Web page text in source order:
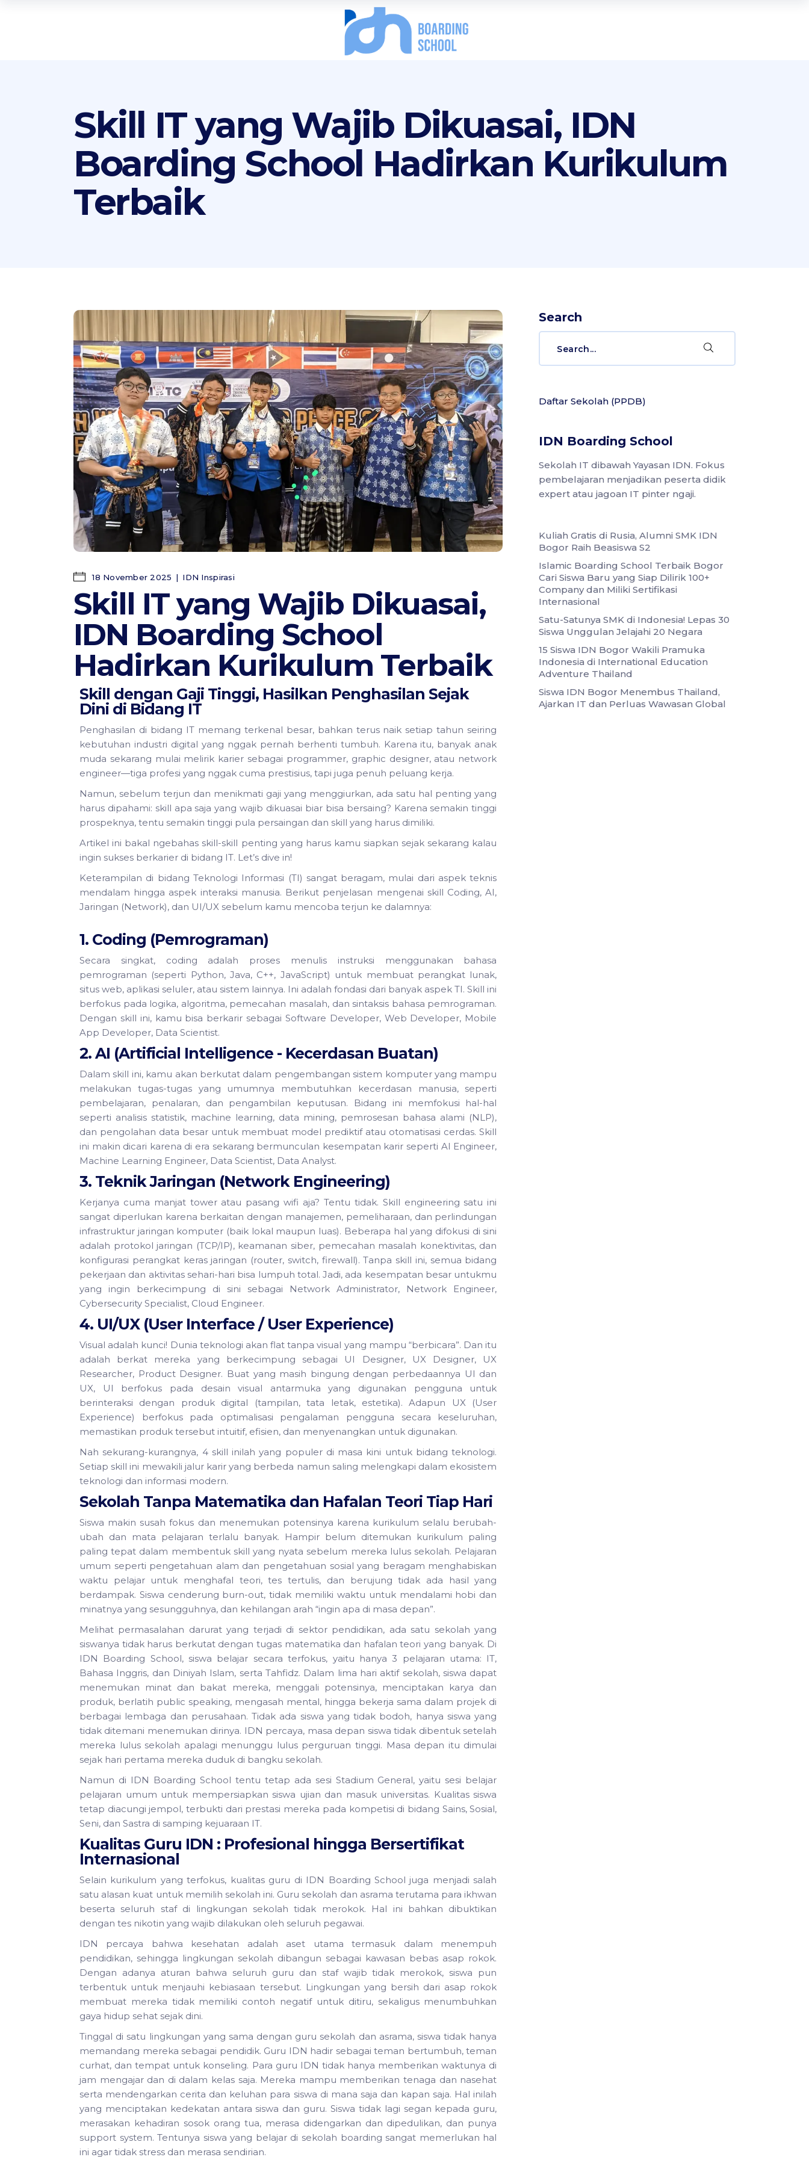
Skill IT yang Wajib Dikuasai, IDN
Boarding School Hadirkan Kurikulum
Terbaik
18 November 2025 IDN Inspirasi
Skill IT yang Wajib Dikuasai,
IDN Boarding School
Hadirkan Kurikulum Terbaik
Skill dengan Gaji Tinggi, Hasilkan Penghasilan Sejak
Dini di Bidang IT
Penghasilan di bidang IT memang terkenal besar, bahkan terus naik setiap tahun seiring
kebutuhan industri digital yang nggak pernah berhenti tumbuh. Karena itu, banyak anak
muda sekarang mulai melirik karier sebagai programmer, graphic designer, atau network
engineer—tiga profesi yang nggak cuma prestisius, tapi juga penuh peluang kerja.
Namun, sebelum terjun dan menikmati gaji yang menggiurkan, ada satu hal penting yang
harus dipahami: skill apa saja yang wajib dikuasai biar bisa bersaing? Karena semakin tinggi
prospeknya, tentu semakin tinggi pula persaingan dan skill yang harus dimiliki.
Artikel ini bakal ngebahas skill-skill penting yang harus kamu siapkan sejak sekarang kalau
ingin sukses berkarier di bidang IT. Let’s dive in!
Keterampilan di bidang Teknologi Informasi (TI) sangat beragam, mulai dari aspek teknis
mendalam hingga aspek interaksi manusia. Berikut penjelasan mengenai skill Coding, AI,
Jaringan (Network), dan UI/UX sebelum kamu mencoba terjun ke dalamnya:
1. Coding (Pemrograman)
Secara singkat, coding adalah proses menulis instruksi menggunakan bahasa
pemrograman (seperti Python, Java, C++, JavaScript) untuk membuat perangkat lunak,
situs web, aplikasi seluler, atau sistem lainnya. Ini adalah fondasi dari banyak aspek TI. Skill ini
berfokus pada logika, algoritma, pemecahan masalah, dan sintaksis bahasa pemrograman.
Dengan skill ini, kamu bisa berkarir sebagai Software Developer, Web Developer, Mobile
App Developer, Data Scientist.
2. AI (Artificial Intelligence - Kecerdasan Buatan)
Dalam skill ini, kamu akan berkutat dalam pengembangan sistem komputer yang mampu
melakukan tugas-tugas yang umumnya membutuhkan kecerdasan manusia, seperti
pembelajaran, penalaran, dan pengambilan keputusan. Bidang ini memfokusi hal-hal
seperti analisis statistik, machine learning, data mining, pemrosesan bahasa alami (NLP),
dan pengolahan data besar untuk membuat model prediktif atau otomatisasi cerdas. Skill
ini makin dicari karena di era sekarang bermunculan kesempatan karir seperti AI Engineer,
Machine Learning Engineer, Data Scientist, Data Analyst.
3. Teknik Jaringan (Network Engineering)
Kerjanya cuma manjat tower atau pasang wifi aja? Tentu tidak. Skill engineering satu ini
sangat diperlukan karena berkaitan dengan manajemen, pemeliharaan, dan perlindungan
infrastruktur jaringan komputer (baik lokal maupun luas). Beberapa hal yang difokusi di sini
adalah protokol jaringan (TCP/IP), keamanan siber, pemecahan masalah konektivitas, dan
konfigurasi perangkat keras jaringan (router, switch, firewall). Tanpa skill ini, semua bidang
pekerjaan dan aktivitas sehari-hari bisa lumpuh total. Jadi, ada kesempatan besar untukmu
yang ingin berkecimpung di sini sebagai Network Administrator, Network Engineer,
Cybersecurity Specialist, Cloud Engineer.
4. UI/UX (User Interface / User Experience)
Visual adalah kunci! Dunia teknologi akan flat tanpa visual yang mampu “berbicara”. Dan itu
adalah berkat mereka yang berkecimpung sebagai UI Designer, UX Designer, UX
Researcher, Product Designer. Buat yang masih bingung dengan perbedaannya UI dan
UX, UI berfokus pada desain visual antarmuka yang digunakan pengguna untuk
berinteraksi dengan produk digital (tampilan, tata letak, estetika). Adapun UX (User
Experience) berfokus pada optimalisasi pengalaman pengguna secara keseluruhan,
memastikan produk tersebut intuitif, efisien, dan menyenangkan untuk digunakan.
Nah sekurang-kurangnya, 4 skill inilah yang populer di masa kini untuk bidang teknologi.
Setiap skill ini mewakili jalur karir yang berbeda namun saling melengkapi dalam ekosistem
teknologi dan informasi modern.
Sekolah Tanpa Matematika dan Hafalan Teori Tiap Hari
Siswa makin susah fokus dan menemukan potensinya karena kurikulum selalu berubah-
ubah dan mata pelajaran terlalu banyak. Hampir belum ditemukan kurikulum paling
paling tepat dalam membentuk skill yang nyata sebelum mereka lulus sekolah. Pelajaran
umum seperti pengetahuan alam dan pengetahuan sosial yang beragam menghabiskan
waktu pelajar untuk menghafal teori, tes tertulis, dan berujung tidak ada hasil yang
berdampak. Siswa cenderung burn-out, tidak memiliki waktu untuk mendalami hobi dan
minatnya yang sesungguhnya, dan kehilangan arah “ingin apa di masa depan”.
Melihat permasalahan darurat yang terjadi di sektor pendidikan, ada satu sekolah yang
siswanya tidak harus berkutat dengan tugas matematika dan hafalan teori yang banyak. Di
IDN Boarding School, siswa belajar secara terfokus, yaitu hanya 3 pelajaran utama: IT,
Bahasa Inggris, dan Diniyah Islam, serta Tahfidz. Dalam lima hari aktif sekolah, siswa dapat
menemukan minat dan bakat mereka, menggali potensinya, menciptakan karya dan
produk, berlatih public speaking, mengasah mental, hingga bekerja sama dalam projek di
berbagai lembaga dan perusahaan. Tidak ada siswa yang tidak bodoh, hanya siswa yang
tidak ditemani menemukan dirinya. IDN percaya, masa depan siswa tidak dibentuk setelah
mereka lulus sekolah apalagi menunggu lulus perguruan tinggi. Masa depan itu dimulai
sejak hari pertama mereka duduk di bangku sekolah.
Namun di IDN Boarding School tentu tetap ada sesi Stadium General, yaitu sesi belajar
pelajaran umum untuk mempersiapkan siswa ujian dan masuk universitas. Kualitas siswa
tetap diacungi jempol, terbukti dari prestasi mereka pada kompetisi di bidang Sains, Sosial,
Seni, dan Sastra di samping kejuaraan IT.
Kualitas Guru IDN : Profesional hingga Bersertifikat
Internasional
Selain kurikulum yang terfokus, kualitas guru di IDN Boarding School juga menjadi salah
satu alasan kuat untuk memilih sekolah ini. Guru sekolah dan asrama terutama para ikhwan
beserta seluruh staf di lingkungan sekolah tidak merokok. Hal ini bahkan dibuktikan
dengan tes nikotin yang wajib dilakukan oleh seluruh pegawai.
IDN percaya bahwa kesehatan adalah aset utama termasuk dalam menempuh
pendidikan, sehingga lingkungan sekolah dibangun sebagai kawasan bebas asap rokok.
Dengan adanya aturan bahwa seluruh guru dan staf wajib tidak merokok, siswa pun
terbentuk untuk menjauhi kebiasaan tersebut. Lingkungan yang bersih dari asap rokok
membuat mereka tidak memiliki contoh negatif untuk ditiru, sekaligus menumbuhkan
gaya hidup sehat sejak dini.
Tinggal di satu lingkungan yang sama dengan guru sekolah dan asrama, siswa tidak hanya
memandang mereka sebagai pendidik. Guru IDN hadir sebagai teman bertumbuh, teman
curhat, dan tempat untuk konseling. Para guru IDN tidak hanya memberikan waktunya di
jam mengajar dan di dalam kelas saja. Mereka mampu memberikan tenaga dan nasehat
serta mendengarkan cerita dan keluhan para siswa di mana saja dan kapan saja. Hal inilah
yang menciptakan kedekatan antara siswa dan guru. Siswa tidak lagi segan kepada guru,
merasakan kehadiran sosok orang tua, merasa didengarkan dan dipedulikan, dan punya
support system. Tentunya siswa yang belajar di sekolah boarding sangat memerlukan hal
ini agar tidak stress dan merasa sendirian.
Search
Daftar Sekolah (PPDB)
IDN Boarding School
Sekolah IT dibawah Yayasan IDN. Fokus
pembelajaran menjadikan peserta didik
expert atau jagoan IT pinter ngaji.
Kuliah Gratis di Rusia, Alumni SMK IDN
Bogor Raih Beasiswa S2
Islamic Boarding School Terbaik Bogor
Cari Siswa Baru yang Siap Dilirik 100+
Company dan Miliki Sertifikasi
Internasional
Satu-Satunya SMK di Indonesia! Lepas 30
Siswa Unggulan Jelajahi 20 Negara
15 Siswa IDN Bogor Wakili Pramuka
Indonesia di International Education
Adventure Thailand
Siswa IDN Bogor Menembus Thailand,
Ajarkan IT dan Perluas Wawasan Global